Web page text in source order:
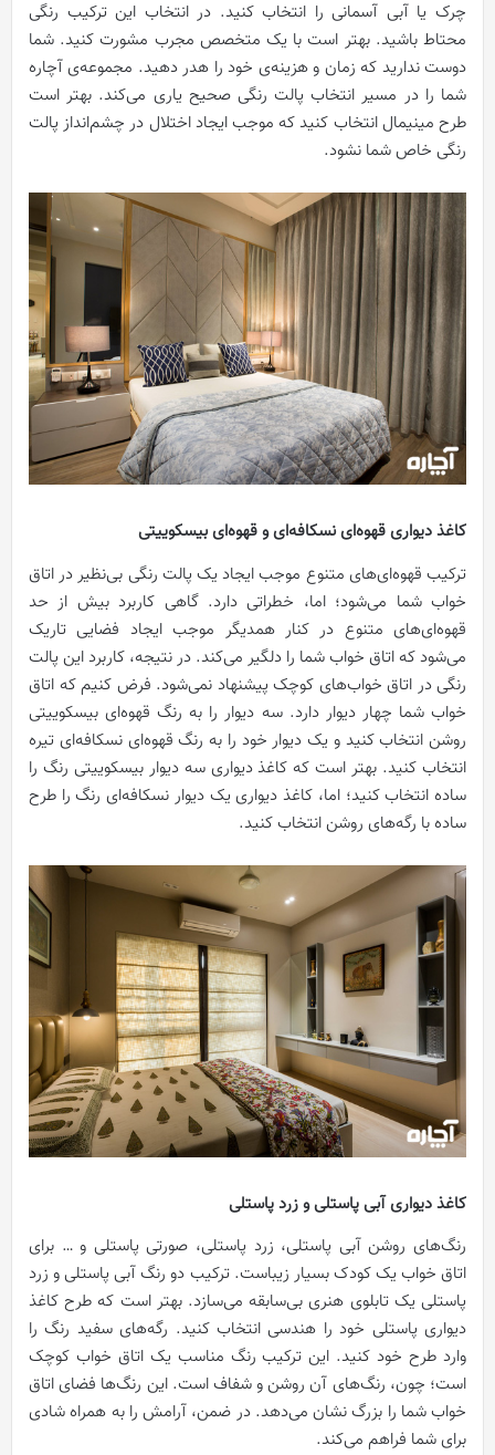
چرک یا آبی آسمانی را انتخاب کنید. در انتخاب این ترکیب رنگی
محتاط باشید. بهتر است با یک متخصص مجرب مشورت کنید. شما
دوست ندارید که زمان و هزینه‌ی خود را هدر دهید. مجموعه‌ی آچاره
شما را در مسیر انتخاب پالت رنگی صحیح یاری می‌کند. بهتر است
طرح مینیمال انتخاب کنید که موجب ایجاد اختلال در چشم‌انداز پالت
رنگی خاص شما نشود.
کاغذ دیواری قهوه‌ای نسکافه‌ای و قهوه‌ای بیسکوییتی
ترکیب قهوه‌ای‌های متنوع موجب ایجاد یک پالت رنگی بی‌نظیر در اتاق
خواب شما می‌شود؛ اما، خطراتی دارد. گاهی کاربرد بیش از حد
قهوه‌ای‌های متنوع در کنار همدیگر موجب ایجاد فضایی تاریک
می‌شود که اتاق خواب شما را دلگیر می‌کند. در نتیجه، کاربرد این پالت
رنگی در اتاق خواب‌های کوچک پیشنهاد نمی‌شود. فرض کنیم که اتاق
خواب شما چهار دیوار دارد. سه دیوار را به رنگ قهوه‌ای بیسکوییتی
روشن انتخاب کنید و یک دیوار خود را به رنگ قهوه‌ای نسکافه‌ای تیره
انتخاب کنید. بهتر است که کاغذ دیواری سه دیوار بیسکوییتی رنگ را
ساده انتخاب کنید؛ اما، کاغذ دیواری یک دیوار نسکافه‌ای رنگ را طرح
ساده با رگه‌های روشن انتخاب کنید.
کاغذ دیواری آبی پاستلی و زرد پاستلی
رنگ‌های روشن آبی پاستلی، زرد پاستلی، صورتی پاستلی و … برای
اتاق خواب یک کودک بسیار زیباست. ترکیب دو رنگ آبی پاستلی و زرد
پاستلی یک تابلوی هنری بی‌سابقه می‌سازد. بهتر است که طرح کاغذ
دیواری پاستلی خود را هندسی انتخاب کنید. رگه‌های سفید رنگ را
وارد طرح خود کنید. این ترکیب رنگ مناسب یک اتاق خواب کوچک
است؛ چون، رنگ‌های آن روشن و شفاف است. این رنگ‌ها فضای اتاق
خواب شما را بزرگ نشان می‌دهد. در ضمن، آرامش را به همراه شادی
برای شما فراهم می‌کند.